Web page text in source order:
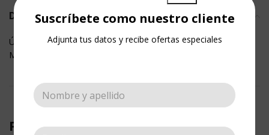
Suscríbete como nuestro cliente
Adjunta tus datos y recibe ofertas especiales
DESCRIPCIÓN
Úsalas para Artes Manuales, Uñas, Cosmético, Textil y
Maquillaje, presentación 30 cc y kilo.
PRODUCTOS RELACIONADOS